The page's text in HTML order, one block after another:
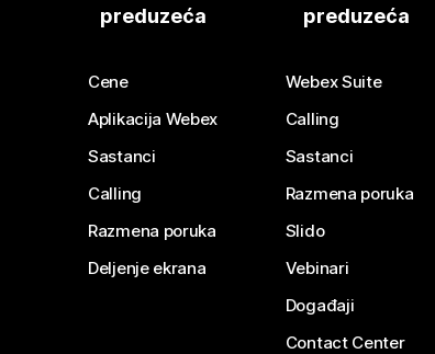
preduzeća
Cene
Aplikacija Webex
Sastanci
Calling
Razmena poruka
Deljenje ekrana
preduzeća
Webex Suite
Calling
Sastanci
Razmena poruka
Slido
Vebinari
Događaji
Contact Center